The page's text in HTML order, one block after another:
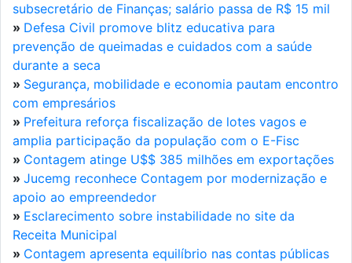
subsecretário de Finanças; salário passa de R$ 15 mil
» Defesa Civil promove blitz educativa para
prevenção de queimadas e cuidados com a saúde
durante a seca
» Segurança, mobilidade e economia pautam encontro
com empresários
» Prefeitura reforça fiscalização de lotes vagos e
amplia participação da população com o E-Fisc
» Contagem atinge U$$ 385 milhões em exportações
» Jucemg reconhece Contagem por modernização e
apoio ao empreendedor
» Esclarecimento sobre instabilidade no site da
Receita Municipal
» Contagem apresenta equilíbrio nas contas públicas